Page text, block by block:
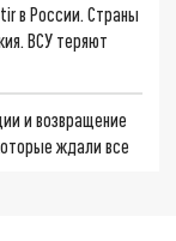
в России. Страны
ВСУ теряют
и возвращение
ждали все